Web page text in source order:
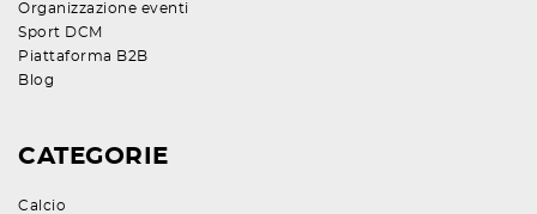
Organizzazione eventi
Sport DCM
Piattaforma B2B
Blog
CATEGORIE
Calcio